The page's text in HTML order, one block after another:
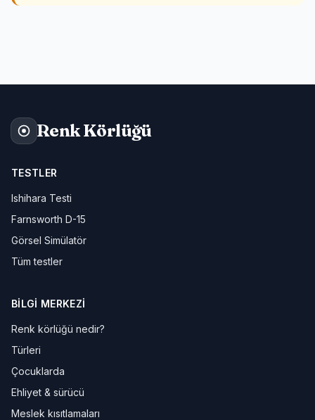
Renk Körlüğü
TESTLER
Ishihara Testi
Farnsworth D-15
Görsel Simülatör
Tüm testler
BILGI MERKEZI
Renk körlüğü nedir?
Türleri
Çocuklarda
Ehliyet & sürücü
Meslek kısıtlamaları